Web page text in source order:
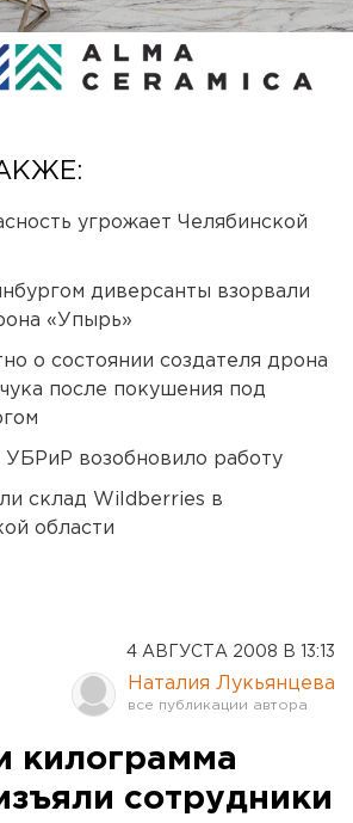
угрожает Челябинской
диверсанты взорвали
«Упырь»
о состоянии создателя дрона
после покушения под
УБРиР возобновило работу
склад Wildberries в
области
4 АВГУСТА 2008 В 13:13
Наталия Лукьянцева
килограмма
сотрудники